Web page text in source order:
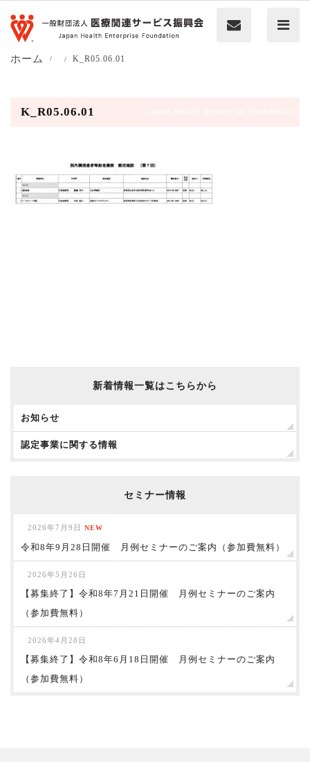
ホーム K_R05.06.01
K_R05.06.01
新着情報一覧はこちらから
お知らせ
認定事業に関する情報
セミナー情報
2026年7月9日 NEW
令和8年9月28日開催 月例セミナーのご案内（参加費無料）
2026年5月26日
【募集終了】令和8年7月21日開催 月例セミナーのご案内
（参加費無料）
2026年4月28日
【募集終了】令和8年6月18日開催 月例セミナーのご案内
（参加費無料）